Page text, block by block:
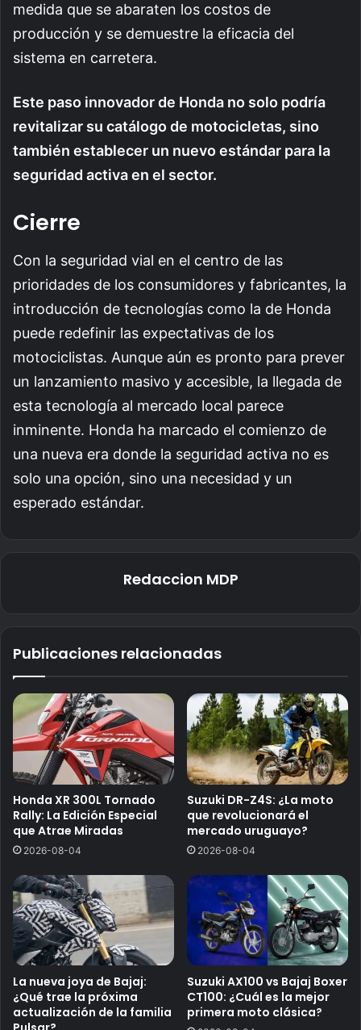
medida que se abaraten los costos de
producción y se demuestre la eficacia del
sistema en carretera.
Este paso innovador de Honda no solo podría
revitalizar su catálogo de motocicletas, sino
también establecer un nuevo estándar para la
seguridad activa en el sector.
Cierre
Con la seguridad vial en el centro de las
prioridades de los consumidores y fabricantes, la
introducción de tecnologías como la de Honda
puede redefinir las expectativas de los
motociclistas. Aunque aún es pronto para prever
un lanzamiento masivo y accesible, la llegada de
esta tecnología al mercado local parece
inminente. Honda ha marcado el comienzo de
una nueva era donde la seguridad activa no es
solo una opción, sino una necesidad y un
esperado estándar.
Redaccion MDP
Publicaciones relacionadas
Honda XR 300L Tornado
Rally: La Edición Especial
que Atrae Miradas
2026-08-04
Suzuki DR-Z4S: ¿La moto
que revolucionará el
mercado uruguayo?
2026-08-04
La nueva joya de Bajaj:
¿Qué trae la próxima
actualización de la familia
Suzuki AX100 vs Bajaj Boxer
CT100: ¿Cuál es la mejor
primera moto clásica?